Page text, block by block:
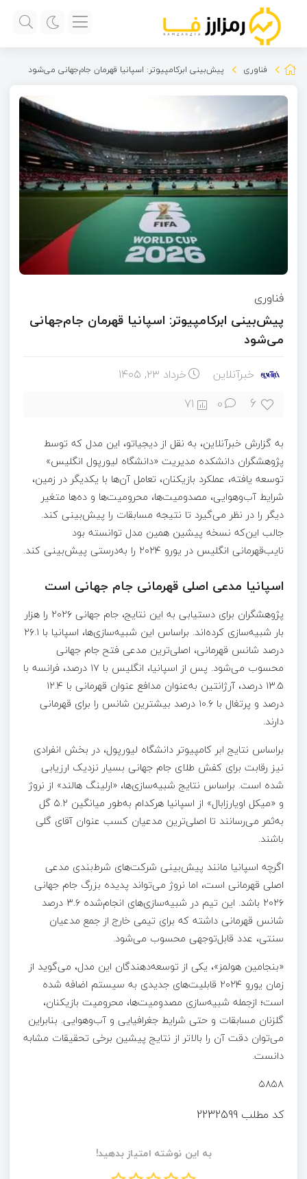
فناوری پیش‌بینی ابرکامپیوتر: اسپانیا قهرمان جام‌جهانی می‌شود
فناوری
پیش‌بینی ابرکامپیوتر: اسپانیا قهرمان جام‌جهانی
می‌شود
خبرآنلاین خرداد ۲۳, ۱۴۰۵
6
0
71
به گزارش خبرآنلاین، به نقل از دیجیاتو، این مدل که توسط
پژوهشگران دانشکده مدیریت «دانشگاه لیورپول انگلیس»
توسعه یافته، عملکرد بازیکنان، تعامل آن‌ها با یکدیگر در زمین،
شرایط آب‌وهوایی، مصدومیت‌ها، محرومیت‌ها و ده‌ها متغیر
دیگر را در نظر می‌گیرد تا نتیجه مسابقات را پیش‌بینی کند.
جالب این‌که نسخه پیشین همین مدل توانسته بود
نایب‌قهرمانی انگلیس در یورو ۲۰۲۴ را به‌درستی پیش‌بینی کند.
اسپانیا مدعی اصلی قهرمانی جام جهانی است
پژوهشگران برای دستیابی به این نتایج، جام جهانی ۲۰۲۶ را هزار
بار شبیه‌سازی کرده‌اند. براساس این شبیه‌سازی‌ها، اسپانیا با ۲۶.۱
درصد شانس قهرمانی، اصلی‌ترین مدعی فتح جام جهانی
محسوب می‌شود. پس از اسپانیا، انگلیس با ۱۷ درصد، فرانسه با
۱۳.۵ درصد، آرژانتین به‌عنوان مدافع عنوان قهرمانی با ۱۲.۴
درصد و پرتغال با ۱۰.۶ درصد بیشترین شانس را برای قهرمانی
دارند.
براساس نتایج ابر کامپیوتر دانشگاه لیورپول، در بخش انفرادی
نیز رقابت برای کفش طلای جام جهانی بسیار نزدیک ارزیابی
شده است. براساس نتایج شبیه‌سازی‌ها، «ارلینگ هالند» از نروژ
و «میکل اویارزابال» از اسپانیا هرکدام به‌طور میانگین ۵.۲ گل
به‌ثمر می‌رسانند تا اصلی‌ترین مدعیان کسب عنوان آقای گلی
باشند.
اگرچه اسپانیا مانند پیش‌بینی شرکت‌های شرط‌بندی مدعی
اصلی قهرمانی است، اما نروژ می‌تواند پدیده بزرگ جام جهانی
۲۰۲۶ باشد. این تیم در شبیه‌سازی‌های انجام‌شده ۳.۶ درصد
شانس قهرمانی داشته که برای تیمی خارج از جمع مدعیان
سنتی، عدد قابل‌توجهی محسوب می‌شود.
«بنجامین هولمز»، یکی از توسعه‌دهندگان این مدل، می‌گوید از
زمان یورو ۲۰۲۴ قابلیت‌های جدیدی به سیستم اضافه شده
است؛ ازجمله شبیه‌سازی مصدومیت‌ها، محرومیت بازیکنان،
گلزنان مسابقات و حتی شرایط جغرافیایی و آب‌وهوایی. بنابراین
می‌توان دقت آن را بالاتر از نتایج پیشین برخی تحقیقات مشابه
دانست.
۵۸۵۸
کد مطلب 2232599
به این نوشته امتیاز بدهید!